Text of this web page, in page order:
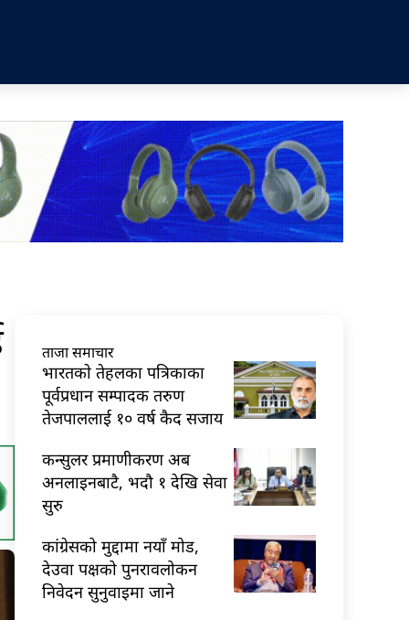
ताजा समाचार
भारतकाे तेहलका पत्रिकाका
पूर्वप्रधान सम्पादक तरुण
तेजपाललाई १० वर्ष कैद सजाय
कन्सुलर प्रमाणीकरण अब
अनलाइनबाटै, भदौ १ देखि सेवा
सुरु
कांग्रेसको मुद्दामा नयाँ मोड,
देउवा पक्षको पुनरावलोकन
निवेदन सुनुवाइमा जाने